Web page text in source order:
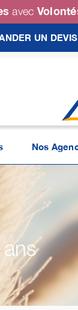
avec
UN DEVIS
Nos